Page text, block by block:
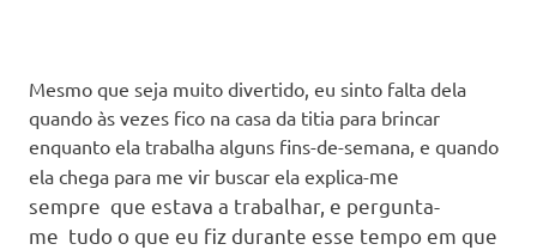
Mesmo que seja muito divertido, eu sinto falta dela
quando às vezes fico na casa da titia para brincar
enquanto ela trabalha alguns fins-de-semana, e quando
ela chega para me vir buscar ela explica-me
sempre que estava a trabalhar, e pergunta-
me tudo o que eu fiz durante esse tempo em que